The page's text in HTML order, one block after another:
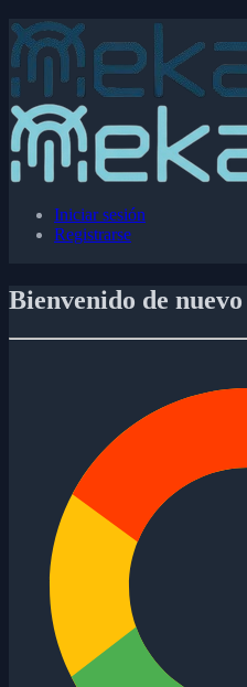
Iniciar sesión
Registrarse
Bienvenido de